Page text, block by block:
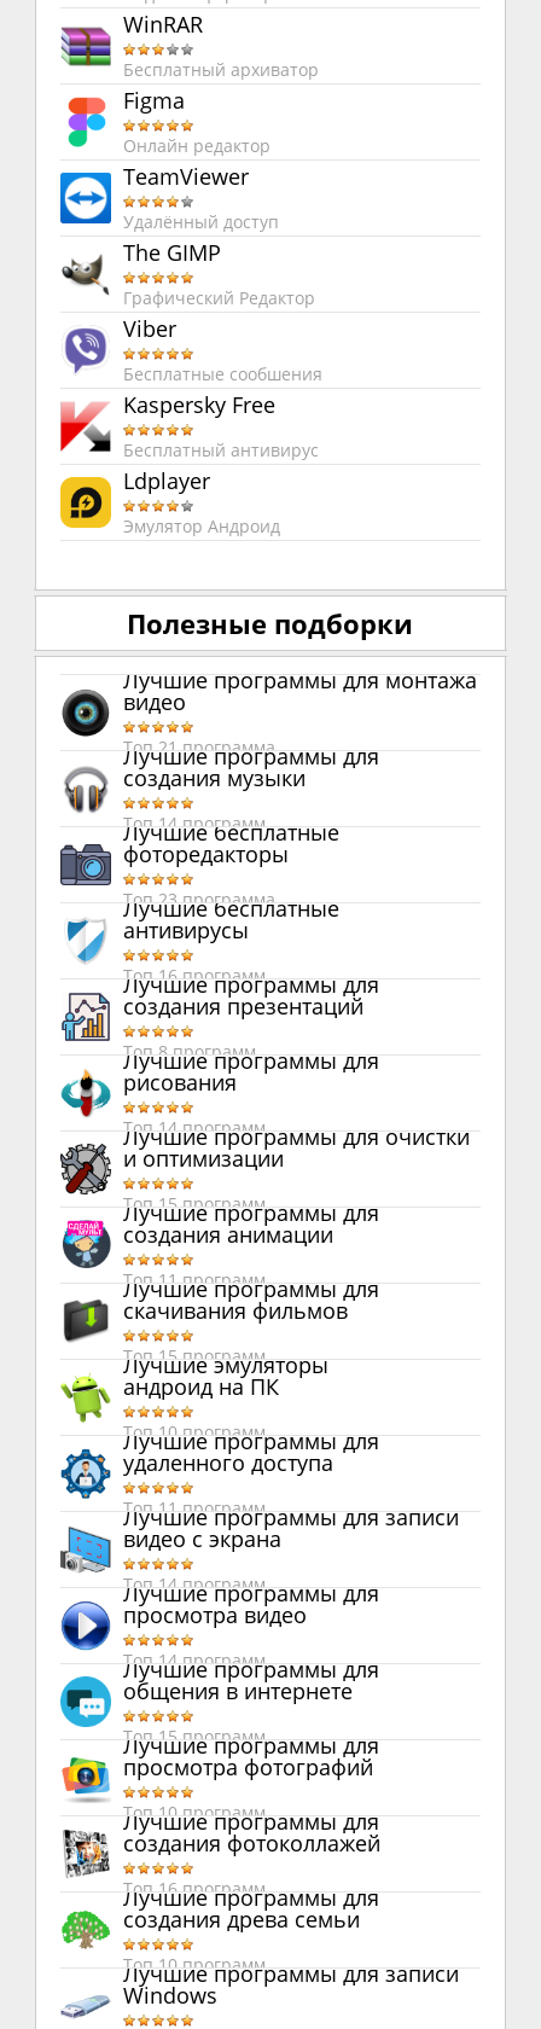
WinRAR
Бесплатный архиватор
Figma
Онлайн редактор
TeamViewer
Удалённый доступ
The GIMP
Графический Редактор
Viber
Бесплатные сообшения
Kaspersky Free
Бесплатный антивирус
Ldplayer
Эмулятор Андроид
Полезные подборки
Лучшие программы для монтажа
видео
Топ 21 программа
Лучшие программы для
создания музыки
Топ 14 программ
Лучшие бесплатные
фоторедакторы
Топ 23 программа
Лучшие бесплатные
антивирусы
Топ 16 программ
Лучшие программы для
создания презентаций
Топ 8 программ
Лучшие программы для
рисования
Топ 14 программ
Лучшие программы для очистки
и оптимизации
Топ 15 программ
Лучшие программы для
создания анимации
Топ 11 программ
Лучшие программы для
скачивания фильмов
Топ 15 программ
Лучшие эмуляторы
андроид на ПК
Топ 10 программ
Лучшие программы для
удаленного доступа
Топ 11 программ
Лучшие программы для записи
видео с экрана
Топ 14 программ
Лучшие программы для
просмотра видео
Топ 14 программ
Лучшие программы для
общения в интернете
Топ 15 программ
Лучшие программы для
просмотра фотографий
Топ 10 программ
Лучшие программы для
создания фотоколлажей
Топ 16 программ
Лучшие программы для
создания древа семьи
Топ 10 программ
Лучшие программы для записи
Windows